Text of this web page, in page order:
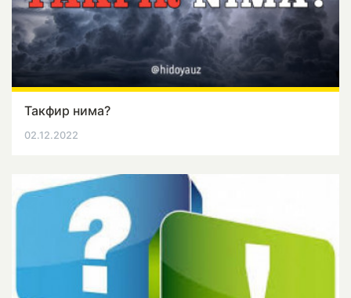
Такфир нима?
02.12.2022